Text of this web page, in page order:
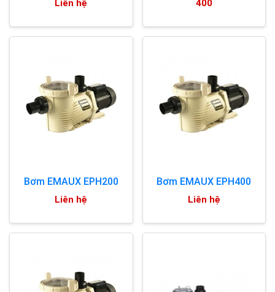
Liên hệ 400
Bơm EMAUX EPH200
Liên hệ
Bơm EMAUX EPH400
Liên hệ